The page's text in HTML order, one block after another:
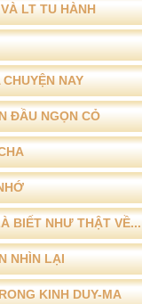
LT TU HÀNH
NAY
ĐẦU NGỌN CỎ
BIẾT NHƯ THẬT VỀ...
NHÌN LẠI
KINH DUY-MA